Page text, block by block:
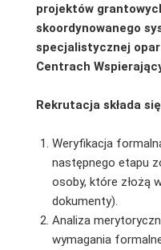
projektów
skoordynowanego
specjalistycznej
Centrach
Rekrutacja składa
Weryfikacja
następnego etapu
osoby, które złożą
dokumenty).
Analiza
wymagania